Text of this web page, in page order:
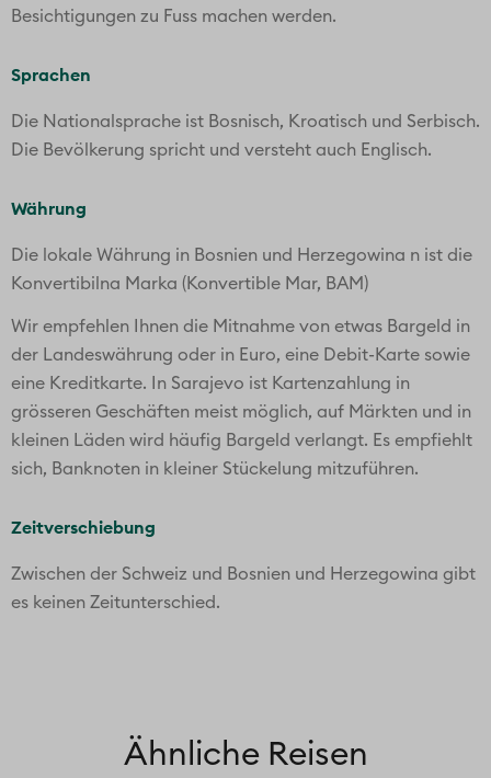
Besichtigungen zu Fuss machen werden.
Sprachen
Die Nationalsprache ist Bosnisch, Kroatisch und Serbisch.
Die Bevölkerung spricht und versteht auch Englisch.
Währung
Die lokale Währung in Bosnien und Herzegowina n ist die
Konvertibilna Marka (Konvertible Mar, BAM)
Wir empfehlen Ihnen die Mitnahme von etwas Bargeld in
der Landeswährung oder in Euro, eine Debit-Karte sowie
eine Kreditkarte. In Sarajevo ist Kartenzahlung in
grösseren Geschäften meist möglich, auf Märkten und in
kleinen Läden wird häufig Bargeld verlangt. Es empfiehlt
sich, Banknoten in kleiner Stückelung mitzuführen.
Zeitverschiebung
Zwischen der Schweiz und Bosnien und Herzegowina gibt
es keinen Zeitunterschied.
Ähnliche Reisen